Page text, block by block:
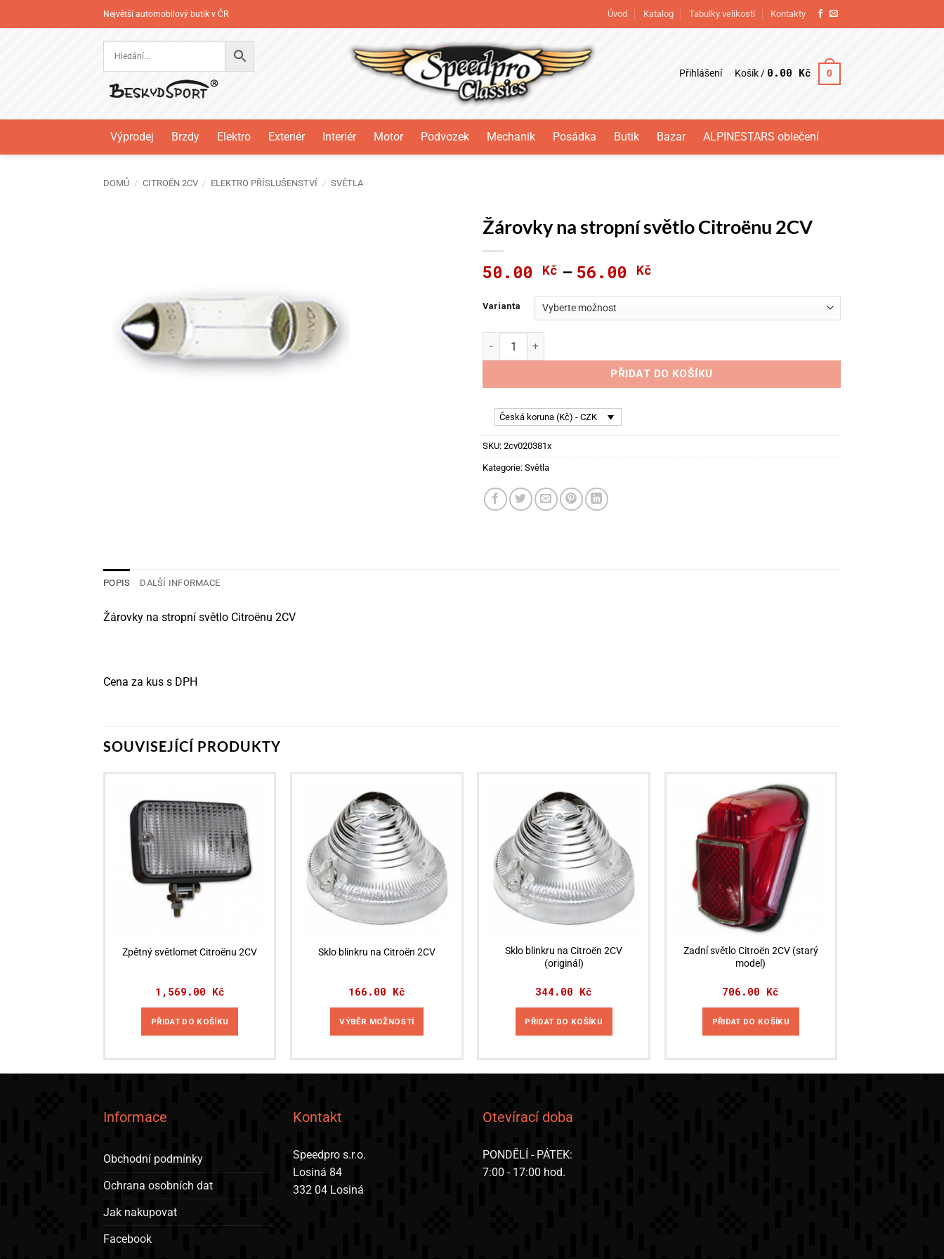
na
Největší automobilový butik v ČR Úvod Katalog Tabulky velikostí Kontakty
Přihlášení Košík / 0.00 Kč 0
Výprodej Brzdy Elektro Exteriér Interiér Motor Podvozek Mechanik Posádka Butik Bazar ALPINESTARS oblečení
DOMŮ / CITROËN 2CV / ELEKTRO PŘÍSLUŠENSTVÍ / SVĚTLA
Žárovky na stropní světlo Citroënu 2CV
50.00 Kč – 56.00 Kč
až
Varianta
Žárovky na stropní světlo Citroënu 2CV množství
PŘIDAT DO KOŠÍKU
Česká koruna (Kč) - CZK
SKU: 2cv020381x
Kategorie: Světla
POPIS DALŠÍ INFORMACE
Žárovky na stropní světlo Citroënu 2CV
Cena za kus s DPH
SOUVISEJÍCÍ PRODUKTY
Zpětný světlomet Citroënu 2CV
1,569.00 Kč
PŘIDAT DO KOŠÍKU
Sklo blinkru na Citroën 2CV
166.00 Kč
VÝBĚR MOŽNOSTÍ
má
Sklo blinkru na Citroën 2CV
(originál)
344.00 Kč
PŘIDAT DO KOŠÍKU
Zadní světlo Citroën 2CV (starý
model)
706.00 Kč
PŘIDAT DO KOŠÍKU
Informace
Obchodní podmínky
Ochrana osobních dat
Jak nakupovat
Facebook
Kontakt
Speedpro s.r.o.
Losiná 84
332 04 Losiná
Otevírací doba
PONDĚLÍ - PÁTEK:
7:00 - 17:00 hod.